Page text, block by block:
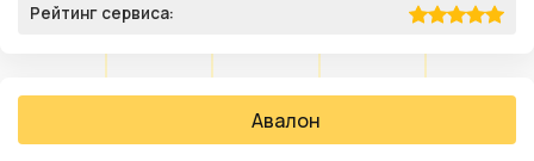
Рейтинг сервиса:
Авалон